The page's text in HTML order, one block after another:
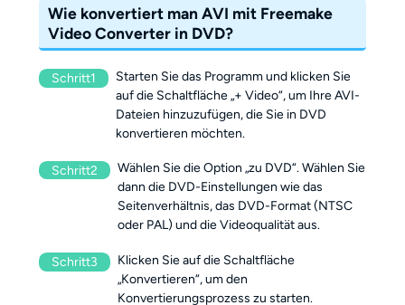
Wie konvertiert man AVI mit Freemake
Video Converter in DVD?
Schritt1
Starten Sie das Programm und klicken Sie
auf die Schaltfläche „+ Video“, um Ihre AVI-
Dateien hinzuzufügen, die Sie in DVD
konvertieren möchten.
Schritt2
Wählen Sie die Option „zu DVD“. Wählen Sie
dann die DVD-Einstellungen wie das
Seitenverhältnis, das DVD-Format (NTSC
oder PAL) und die Videoqualität aus.
Schritt3
Klicken Sie auf die Schaltfläche
„Konvertieren“, um den
Konvertierungsprozess zu starten.